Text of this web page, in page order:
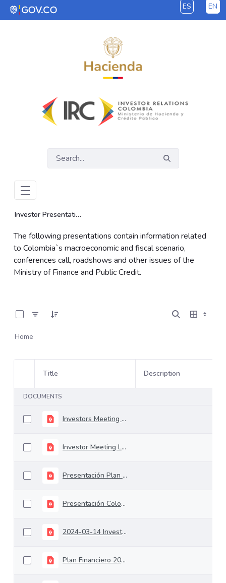
Skip to Main Content ES EN
Investor Presentations
The following presentations contain information related
to Colombia`s macroeconomic and fiscal scenario,
conferences call, roadshows and other issues of the
Ministry of Finance and Public Credit.
Home
Item Selection
Title Description
DOCUMENTS
Investors Meeting February 2024
Investor Meeting Londong April 2024
Presentación Plan Financiero 2019
Presentación Colombia Inside-Out 18-06-2020
2024-03-14 Investors Meeting
Plan Financiero 2024